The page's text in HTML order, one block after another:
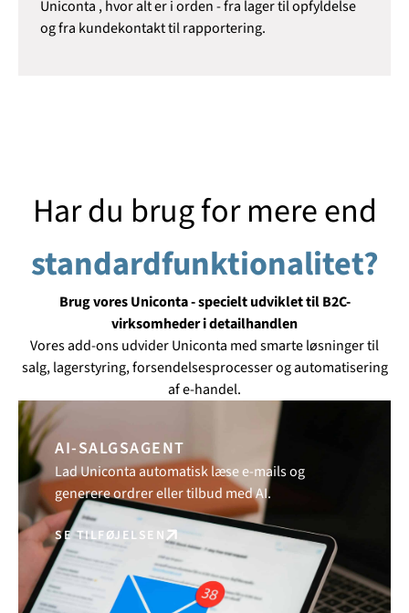
Uniconta , hvor alt er i orden - fra lager til opfyldelse
og fra kundekontakt til rapportering.
Har du brug for mere end
standardfunktionalitet?
Brug vores Uniconta - specielt udviklet til B2C-
virksomheder i detailhandlen
Vores add-ons udvider Uniconta med smarte løsninger til
salg, lagerstyring, forsendelsesprocesser og automatisering
af e-handel.
AI-SALGSAGENT
Lad Uniconta automatisk læse e-mails og
generere ordrer eller tilbud med AI.
SE TILFØJELSEN